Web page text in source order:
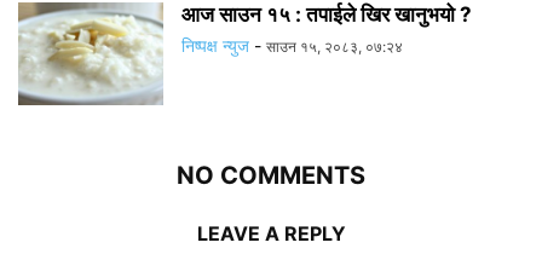
आज साउन १५ : तपाईले खिर खानुभयो ?
निष्पक्ष न्युज - साउन १५, २०८३, ०७:२४
NO COMMENTS
LEAVE A REPLY